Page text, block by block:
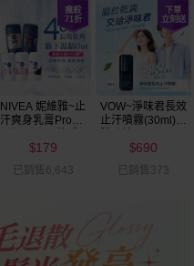
NIVEA 妮維雅~止
汗爽身乳膏Pro升
$179
已銷售6,643
VOW~淨味君長效
止汗噴霧(30ml)
$690
已銷售373